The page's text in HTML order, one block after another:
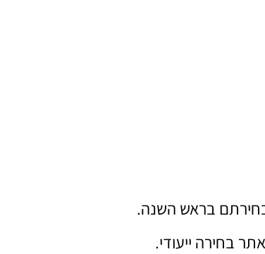
בראש השנה.
בחירה ייעודי.